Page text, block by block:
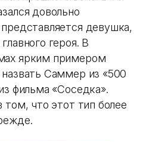
довольно
девушка,
героя. В
ярким примером
Саммер из «500
фильма «Соседка».
том, что этот тип более